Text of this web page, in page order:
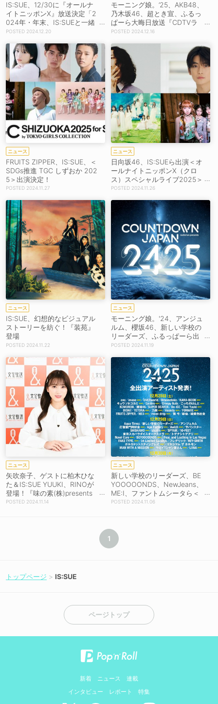
IS:SUE、12/30に『オールナ
イトニッポンX』放送決定「2
024年・年末、IS:SUEと一緒
に素敵な夜を過ごしましょ
2024.12.20
モーニング娘。’25、AKB48、
乃木坂46、超とき宣、ふるっ
ぱーら大晦日放送『CDTVラ
イブ！ライブ！年越しスペシ
2024.12.16
ニュース
FRUITS ZIPPER、IS:SUE、＜
SDGs推進 TGC しずおか 202
5＞出演決定！
2024.11.27
ニュース
日向坂46、IS:SUEら出演＜オ
ールナイトニッポンX（クロ
ス）スペシャルライブ2025＞
開催決定！
2024.11.26
ニュース
IS:SUE、幻想的なビジュアル
ストーリーを紡ぐ！『装苑』
登場
2024.11.22
ニュース
モーニング娘。'24、アンジュ
ルム、櫻坂46、新しい学校の
リーダーズ、ふるっぱーら出
演＜COUNTDOWN JAPAN 2
表！
2024.11.19
ニュース
矢吹奈子、ゲストに柏木ひな
た＆IS:SUE YUUKI、RINOが
登場！『味の素(株)presents
みんなで音飯！』がポッドキ
2024.11.14
ニュース
新しい学校のリーダーズ、BE
YOOOOONDS、NewJeans、
ME:I、ファントムシータら＜
COUNTDOWN JAPAN 24/25
2024.11.06
1
トップページ IS:SUE
ページトップ
新着 ニュース
連載
インタビュー
レポート 特集